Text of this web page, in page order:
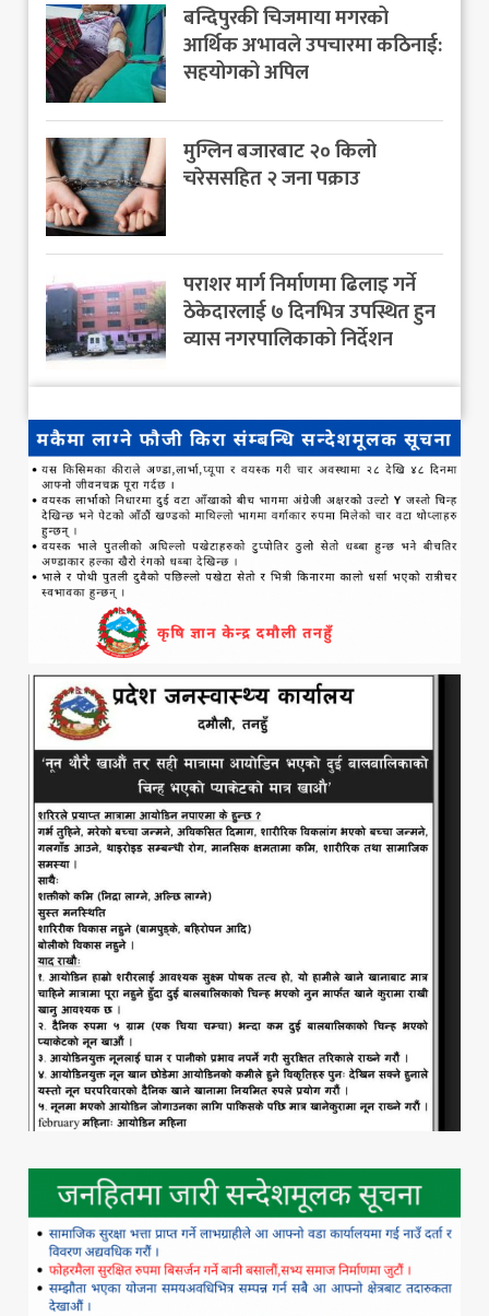
बन्दिपुरकी चिजमाया मगरको
आर्थिक अभावले उपचारमा कठिनाई:
सहयोगको अपिल
मुग्लिन बजारबाट २० किलो
चरेससहित २ जना पक्राउ
पराशर मार्ग निर्माणमा ढिलाइ गर्ने
ठेकेदारलाई ७ दिनभित्र उपस्थित हुन
व्यास नगरपालिकाको निर्देशन